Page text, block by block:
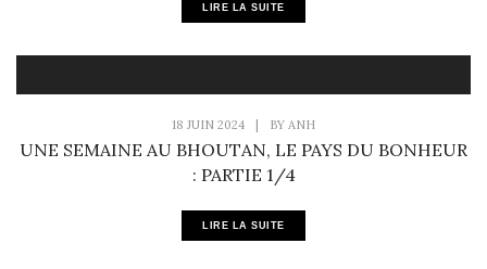
LIRE LA SUITE
18 JUIN 2024 BY ANH
UNE SEMAINE AU BHOUTAN, LE PAYS DU BONHEUR
: PARTIE 1/4
LIRE LA SUITE